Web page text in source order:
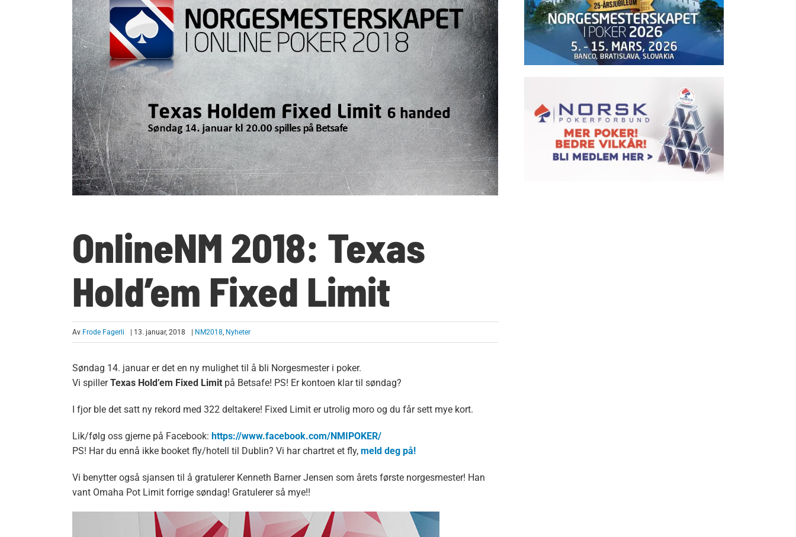
OnlineNM 2018: Texas
Hold’em Fixed Limit
Av Frode Fagerli | 13. januar, 2018 NM2018, Nyheter
Søndag 14. januar er det en ny mulighet til å bli Norgesmester i poker.
Vi spillerTexas Hold’em Fixed Limitpå Betsafe! PS! Er kontoen klar til søndag?
I fjor ble det satt ny rekord med 322 deltakere! Fixed Limit er utrolig moro og du får sett mye kort.
Lik/følg oss gjerne på Facebook: https://www.facebook.com/NMIPOKER/
PS! Har du ennå ikke booket fly/hotell til Dublin? Vi har chartret et fly, meld deg på!
Vi benytter også sjansen til å gratulerer Kenneth Barner Jensen som årets første norgesmester! Han
vant Omaha Pot Limit forrige søndag! Gratulerer så mye!!